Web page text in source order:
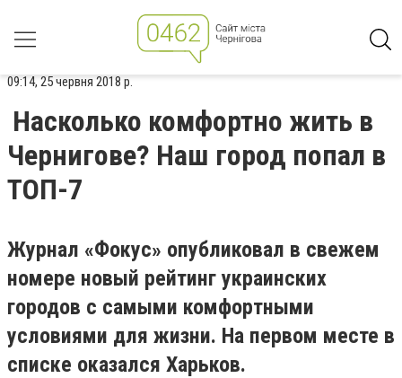
09:14, 25 червня 2018 р.
Насколько комфортно жить в
Чернигове? Наш город попал в
ТОП-7
Журнал «Фокус» опубликовал в свежем
номере новый рейтинг украинских
городов с самыми комфортными
условиями для жизни. На первом месте в
списке оказался Харьков.